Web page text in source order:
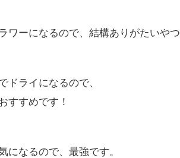
ワーになるので、結構ありがたいやつ
ドライになるので、
すすめです！
なるので、最強です。